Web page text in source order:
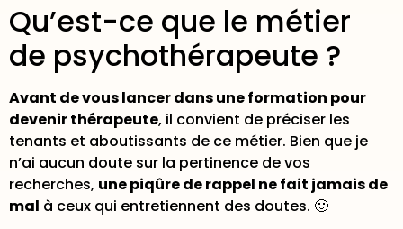
Qu’est-ce que le métier
de psychothérapeute ?
Avant de vous lancer dans une formation pour
devenir thérapeute, il convient de préciser les
tenants et aboutissants de ce métier. Bien que je
n’ai aucun doute sur la pertinence de vos
recherches, une piqûre de rappel ne fait jamais de
mal à ceux qui entretiennent des doutes. 🙂